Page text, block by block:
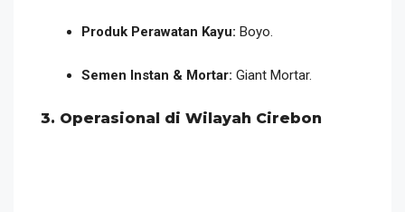
Produk Perawatan Kayu: Boyo.
Semen Instan & Mortar: Giant Mortar.
3. Operasional di Wilayah Cirebon